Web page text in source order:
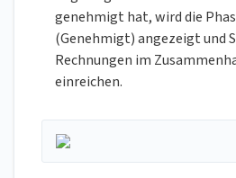
genehmigt hat, wird die
(Genehmigt) angezeigt und
Rechnungen im
einreichen.